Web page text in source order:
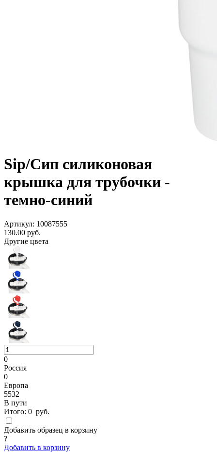
Sip/Сип силиконовая
крышка для трубочки -
темно-синий
Артикул: 10087555
130.00 руб.
Другие цвета
0
Россия
0
Европа
5532
В пути
Итого: 0 руб.
Добавить образец в корзину
?
Добавить в корзину